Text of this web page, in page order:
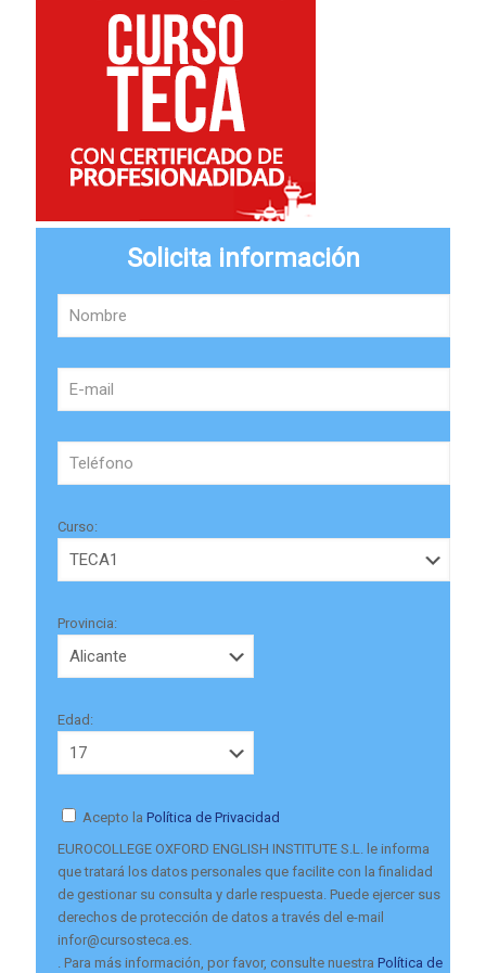
Solicita información
Curso:
Provincia:
Edad:
Acepto la Política de Privacidad
EUROCOLLEGE OXFORD ENGLISH INSTITUTE S.L. le informa
que tratará los datos personales que facilite con la finalidad
de gestionar su consulta y darle respuesta. Puede ejercer sus
derechos de protección de datos a través del e-mail
infor@cursosteca.es.
. Para más información, por favor, consulte nuestra Política de